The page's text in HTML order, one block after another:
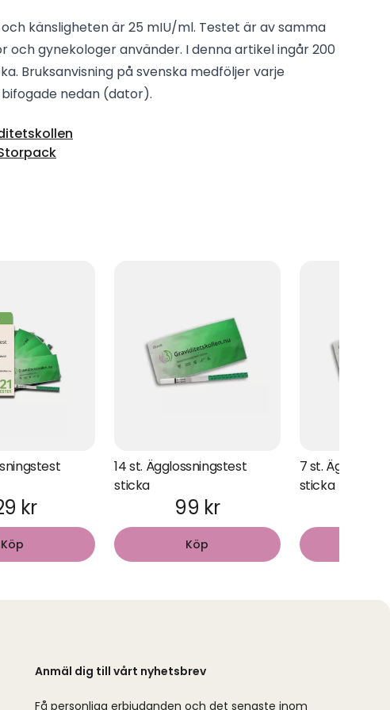
känsligheten är 25 mIU/ml. Testet är av samma
och gynekologer använder. I denna artikel ingår 200
Bruksanvisning på svenska medföljer varje
nedan (dator).
kr
Köp
14 st. Ägglossningstest
sticka
99 kr
Köp
7 st.
sticka
Anmäl dig till vårt nyhetsbrev
Få personliga erbjudanden och det senaste inom